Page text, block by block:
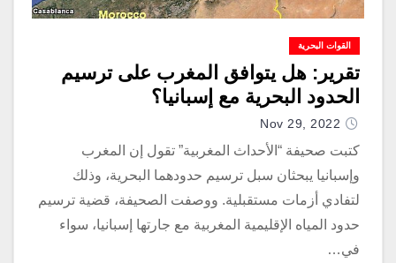
القوات البحرية
تقرير: هل يتوافق المغرب على ترسيم
الحدود البحرية مع إسبانيا؟
Nov 29, 2022
كتبت صحيفة “الأحداث المغربية” تقول إن المغرب
وإسبانيا يبحثان سبل ترسيم حدودهما البحرية، وذلك
لتفادي أزمات مستقبلية. ووصفت الصحيفة، قضية ترسيم
حدود المياه الإقليمية المغربية مع جارتها إسبانيا، سواء
في…